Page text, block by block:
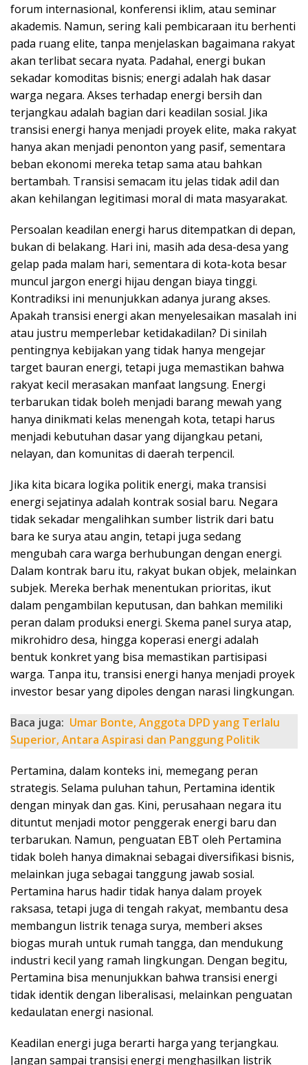
forum internasional, konferensi iklim, atau seminar
akademis. Namun, sering kali pembicaraan itu berhenti
pada ruang elite, tanpa menjelaskan bagaimana rakyat
akan terlibat secara nyata. Padahal, energi bukan
sekadar komoditas bisnis; energi adalah hak dasar
warga negara. Akses terhadap energi bersih dan
terjangkau adalah bagian dari keadilan sosial. Jika
transisi energi hanya menjadi proyek elite, maka rakyat
hanya akan menjadi penonton yang pasif, sementara
beban ekonomi mereka tetap sama atau bahkan
bertambah. Transisi semacam itu jelas tidak adil dan
akan kehilangan legitimasi moral di mata masyarakat.
Persoalan keadilan energi harus ditempatkan di depan,
bukan di belakang. Hari ini, masih ada desa-desa yang
gelap pada malam hari, sementara di kota-kota besar
muncul jargon energi hijau dengan biaya tinggi.
Kontradiksi ini menunjukkan adanya jurang akses.
Apakah transisi energi akan menyelesaikan masalah ini
atau justru memperlebar ketidakadilan? Di sinilah
pentingnya kebijakan yang tidak hanya mengejar
target bauran energi, tetapi juga memastikan bahwa
rakyat kecil merasakan manfaat langsung. Energi
terbarukan tidak boleh menjadi barang mewah yang
hanya dinikmati kelas menengah kota, tetapi harus
menjadi kebutuhan dasar yang dijangkau petani,
nelayan, dan komunitas di daerah terpencil.
Jika kita bicara logika politik energi, maka transisi
energi sejatinya adalah kontrak sosial baru. Negara
tidak sekadar mengalihkan sumber listrik dari batu
bara ke surya atau angin, tetapi juga sedang
mengubah cara warga berhubungan dengan energi.
Dalam kontrak baru itu, rakyat bukan objek, melainkan
subjek. Mereka berhak menentukan prioritas, ikut
dalam pengambilan keputusan, dan bahkan memiliki
peran dalam produksi energi. Skema panel surya atap,
mikrohidro desa, hingga koperasi energi adalah
bentuk konkret yang bisa memastikan partisipasi
warga. Tanpa itu, transisi energi hanya menjadi proyek
investor besar yang dipoles dengan narasi lingkungan.
Baca juga: Umar Bonte, Anggota DPD yang Terlalu
Superior, Antara Aspirasi dan Panggung Politik
Pertamina, dalam konteks ini, memegang peran
strategis. Selama puluhan tahun, Pertamina identik
dengan minyak dan gas. Kini, perusahaan negara itu
dituntut menjadi motor penggerak energi baru dan
terbarukan. Namun, penguatan EBT oleh Pertamina
tidak boleh hanya dimaknai sebagai diversifikasi bisnis,
melainkan juga sebagai tanggung jawab sosial.
Pertamina harus hadir tidak hanya dalam proyek
raksasa, tetapi juga di tengah rakyat, membantu desa
membangun listrik tenaga surya, memberi akses
biogas murah untuk rumah tangga, dan mendukung
industri kecil yang ramah lingkungan. Dengan begitu,
Pertamina bisa menunjukkan bahwa transisi energi
tidak identik dengan liberalisasi, melainkan penguatan
kedaulatan energi nasional.
Keadilan energi juga berarti harga yang terjangkau.
Jangan sampai transisi energi menghasilkan listrik